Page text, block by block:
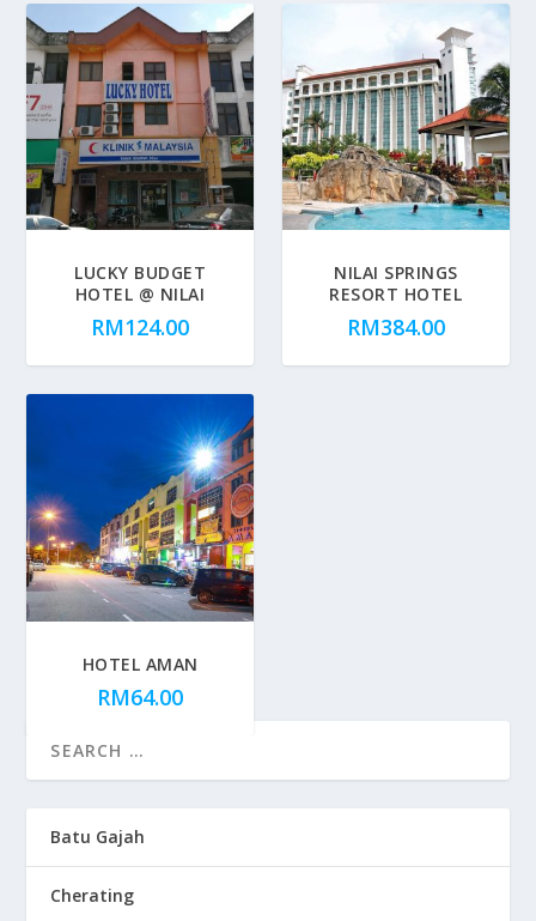
LUCKY BUDGET
HOTEL @ NILAI
RM124.00
NILAI SPRINGS
RESORT HOTEL
RM384.00
HOTEL AMAN
RM64.00
Batu Gajah
Cherating